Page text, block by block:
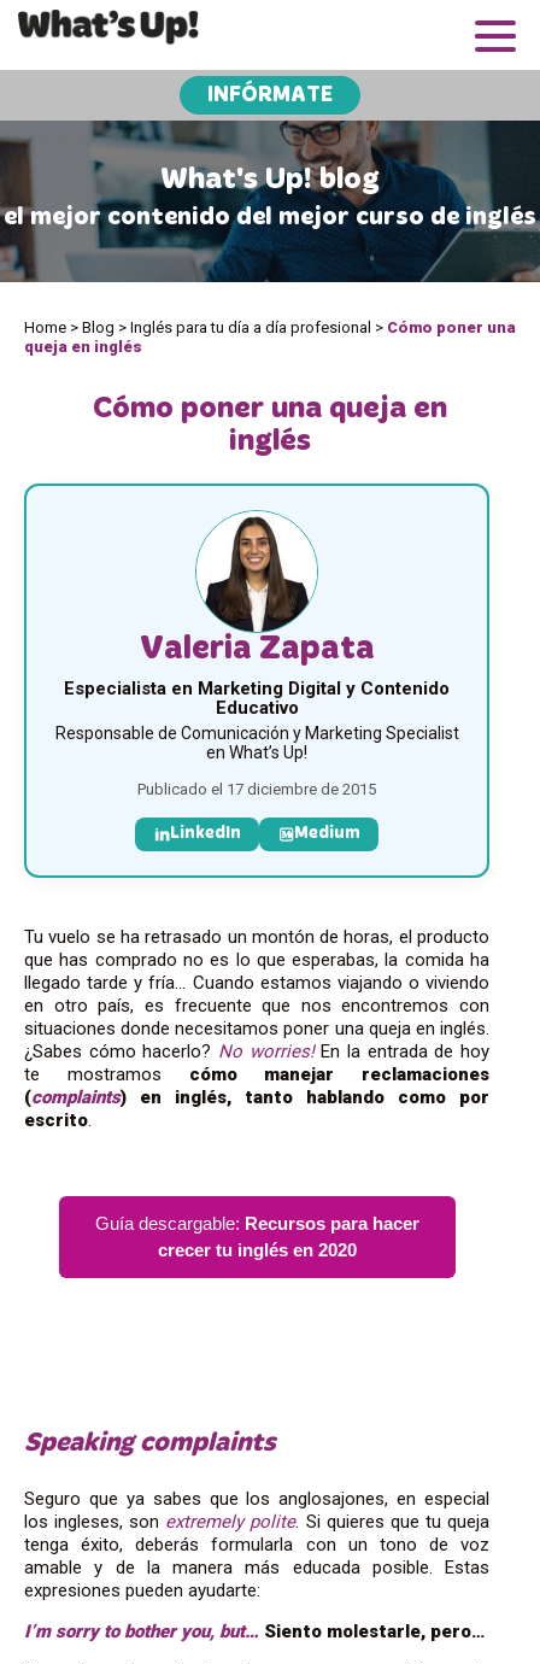
INFÓRMATE
What's Up! blog
el mejor contenido del mejor curso de inglés
Home > Blog > Inglés para tu día a día profesional > Cómo poner una
queja en inglés
Cómo poner una queja en
inglés
Valeria Zapata
Especialista en Marketing Digital y Contenido
Educativo
Responsable de Comunicación y Marketing Specialist
en What’s Up!
Publicado el 17 diciembre de 2015
LinkedIn Medium
Tu vuelo se ha retrasado un montón de horas, el producto
que has comprado no es lo que esperabas, la comida ha
llegado tarde y fría… Cuando estamos viajando o viviendo
en otro país, es frecuente que nos encontremos con
situaciones donde necesitamos poner una queja en inglés.
¿Sabes cómo hacerlo? No worries!En la entrada de hoy
te mostramos cómo manejar reclamaciones
(complaints) en inglés, tanto hablando como por
escrito
Guía descargable: Recursos para hacer
crecer tu inglés en 2020
Speaking complaints
Seguro que ya sabes que los anglosajones, en especial
los ingleses, son extremely polite. Si quieres que tu queja
tenga éxito, deberás formularla con un tono de voz
amable y de la manera más educada posible. Estas
expresiones pueden ayudarte:
I’m sorry to bother you, but… Siento molestarle, pero…